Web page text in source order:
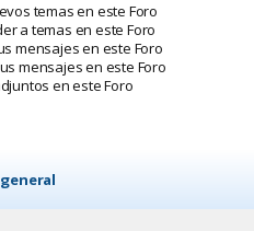
temas en este Foro
a temas en este Foro
mensajes en este Foro
mensajes en este Foro
en este Foro